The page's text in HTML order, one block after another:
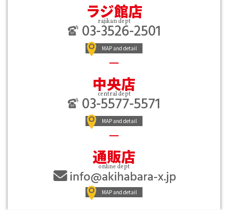
ラジ館店
rajikan dept
03-3526-2501
MAP and detail
中央店
central dept
03-5577-5571
MAP and detail
通販店
online dept
MAP and detail